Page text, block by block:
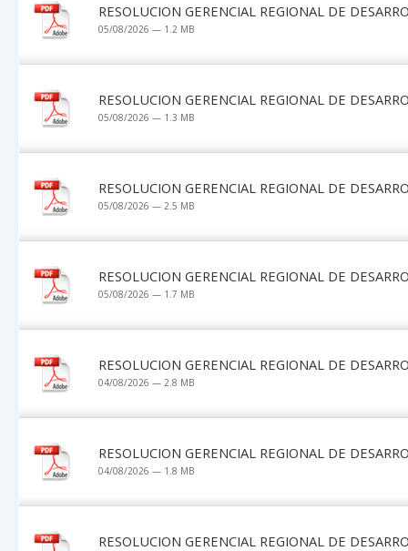
RESOLUCION GERENCIAL REGIONAL DE
05/08/2026 — 1.2 MB
RESOLUCION GERENCIAL REGIONAL DE
05/08/2026 — 1.3 MB
RESOLUCION GERENCIAL REGIONAL DE
05/08/2026 — 2.5 MB
RESOLUCION GERENCIAL REGIONAL DE
05/08/2026 — 1.7 MB
RESOLUCION GERENCIAL REGIONAL DE
04/08/2026 — 2.8 MB
RESOLUCION GERENCIAL REGIONAL DE
04/08/2026 — 1.8 MB
RESOLUCION GERENCIAL REGIONAL DE